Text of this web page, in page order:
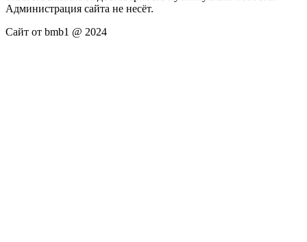
Администрация сайта не несёт.
Сайт от bmb1 @ 2024